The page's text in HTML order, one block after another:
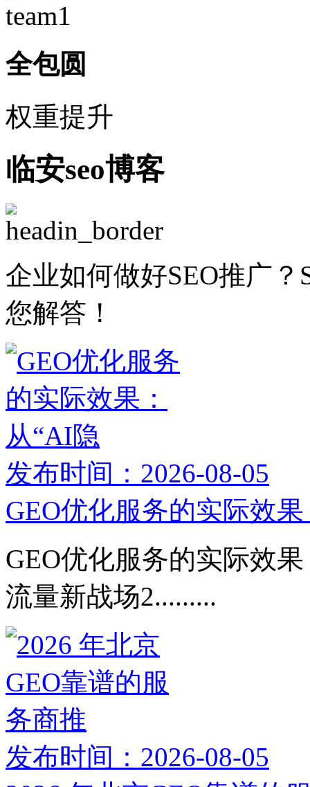
全包圆
权重提升
临安seo博客
企业如何做好SEO推广
您解答！
发布时间：2026-08-05
GEO优化服务的实际效
GEO优化服务的实际效
流量新战场2.........
发布时间：2026-08-05